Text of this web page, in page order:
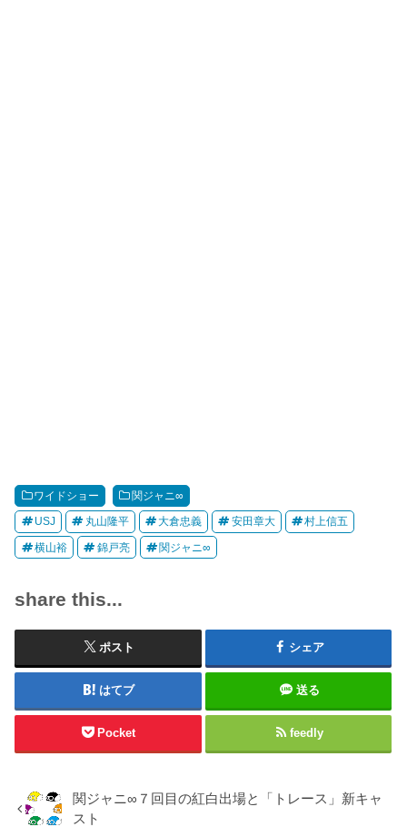
ワイドショー 関ジャニ∞
USJ 丸山隆平 大倉忠義 安田章大 村上信五
横山裕 錦戸亮 関ジャニ∞
share this...
ポスト シェア
はてブ 送る
Pocket feedly
関ジャニ∞７回目の紅白出場と「トレース」新キャ
スト